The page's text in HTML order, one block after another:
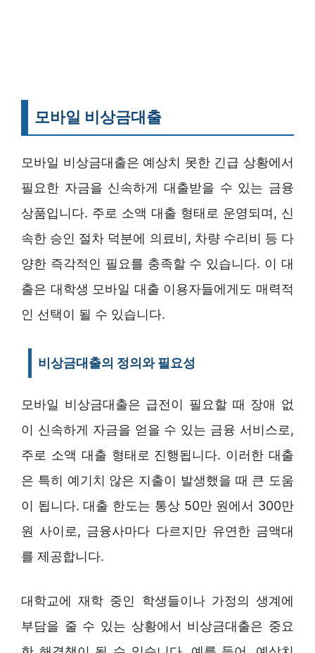
모바일 비상금대출
모바일 비상금대출은 예상치 못한 긴급 상황에서
필요한 자금을 신속하게 대출받을 수 있는 금융
상품입니다. 주로 소액 대출 형태로 운영되며, 신
속한 승인 절차 덕분에 의료비, 차량 수리비 등 다
양한 즉각적인 필요를 충족할 수 있습니다. 이 대
출은 대학생 모바일 대출 이용자들에게도 매력적
인 선택이 될 수 있습니다.
비상금대출의 정의와 필요성
모바일 비상금대출은 급전이 필요할 때 장애 없
이 신속하게 자금을 얻을 수 있는 금융 서비스로,
주로 소액 대출 형태로 진행됩니다. 이러한 대출
은 특히 예기치 않은 지출이 발생했을 때 큰 도움
이 됩니다. 대출 한도는 통상 50만 원에서 300만
원 사이로, 금융사마다 다르지만 유연한 금액대
를 제공합니다.
대학교에 재학 중인 학생들이나 가정의 생계에
부담을 줄 수 있는 상황에서 비상금대출은 중요